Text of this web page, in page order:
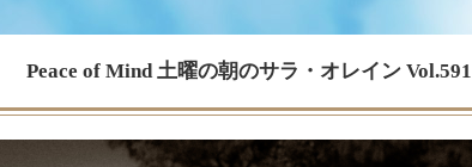
Peace of Mind 土曜の朝のサラ・オレイン Vol.591